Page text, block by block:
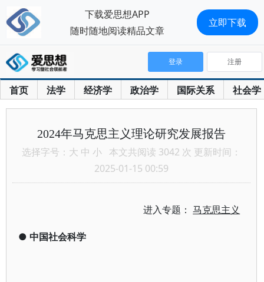
首页 法学 经济学 政治学 国际关系 社会学
登录 注册
2024年马克思主义理论研究发展报告
选择字号： 大 中 小 本文共阅读 3042 次 更新时间：
2025-01-15 00:59
进入专题：马克思主义
● 中国社会科学
下载爱思想APP
随时随地阅读精品文章
立即下载